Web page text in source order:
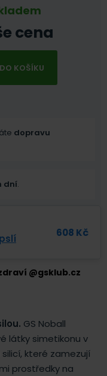
cena
KOŠÍKU
dopravu
dní.
608 Kč
@gsklub.cz
GS Noball
látky simetikonu v
které zamezují
prostředky na